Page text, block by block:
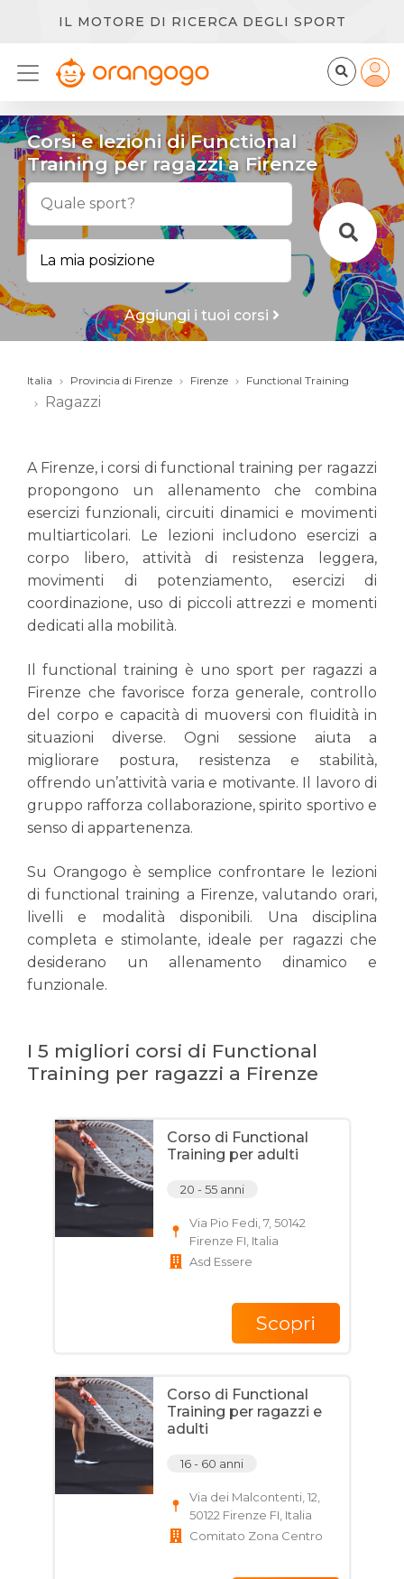
IL MOTORE DI RICERCA DEGLI SPORT
Corsi e lezioni di Functional
Training per ragazzi a Firenze
Aggiungi i tuoi corsi
Italia Provincia di Firenze Firenze Functional Training
Ragazzi
A Firenze, i corsi di functional training per ragazzi
propongono un allenamento che combina
esercizi funzionali, circuiti dinamici e movimenti
multiarticolari. Le lezioni includono esercizi a
corpo libero, attività di resistenza leggera,
movimenti di potenziamento, esercizi di
coordinazione, uso di piccoli attrezzi e momenti
dedicati alla mobilità.
Il functional training è uno sport per ragazzi a
Firenze che favorisce forza generale, controllo
del corpo e capacità di muoversi con fluidità in
situazioni diverse. Ogni sessione aiuta a
migliorare postura, resistenza e stabilità,
offrendo un’attività varia e motivante. Il lavoro di
gruppo rafforza collaborazione, spirito sportivo e
senso di appartenenza.
Su Orangogo è semplice confrontare le lezioni
di functional training a Firenze, valutando orari,
livelli e modalità disponibili. Una disciplina
completa e stimolante, ideale per ragazzi che
desiderano un allenamento dinamico e
funzionale.
I 5 migliori corsi di Functional
Training per ragazzi a Firenze
Corso di Functional
Training per adulti
20 - 55 anni
Via Pio Fedi, 7, 50142
Firenze FI, Italia
Asd Essere
Scopri
Corso di Functional
Training per ragazzi e
adulti
16 - 60 anni
Via dei Malcontenti, 12,
50122 Firenze FI, Italia
Comitato Zona Centro